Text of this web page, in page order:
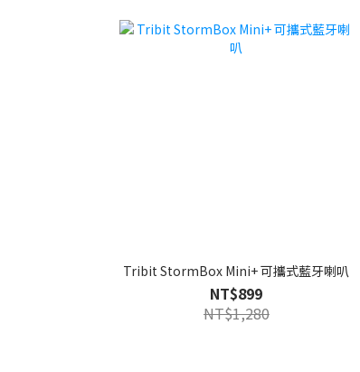
Tribit StormBox Mini+ 可攜式藍牙喇叭
NT$899
NT$1,280